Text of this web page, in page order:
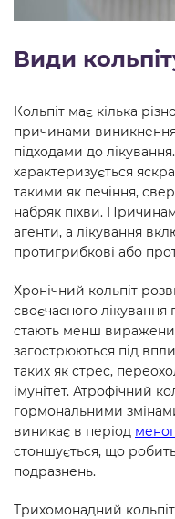
Види
Кольпіт має кілька
причинами
підходами до
характеризується
такими як печіння,
набряк піхви.
агенти, а лікування
протигрибкові або
Хронічний кольпіт
своєчасного
стають менш
загострюються під
таких як стрес,
імунітет. Атрофічний
гормональними
виникає в період
стоншується, що
подразнень.
Трихомонадний